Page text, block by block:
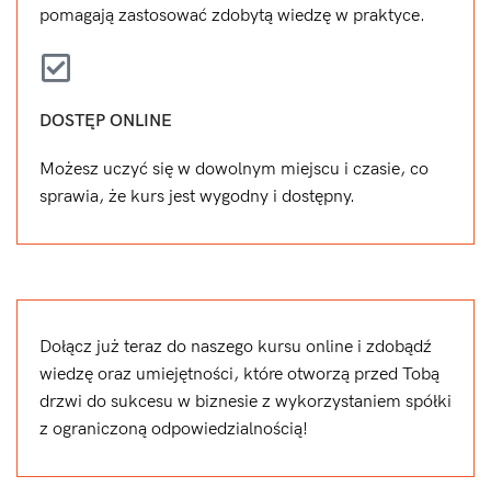
pomagają zastosować zdobytą wiedzę w praktyce.
DOSTĘP ONLINE
Możesz uczyć się w dowolnym miejscu i czasie, co
sprawia, że kurs jest wygodny i dostępny.
Dołącz już teraz do naszego kursu online i zdobądź
wiedzę oraz umiejętności, które otworzą przed Tobą
drzwi do sukcesu w biznesie z wykorzystaniem spółki
z ograniczoną odpowiedzialnością!